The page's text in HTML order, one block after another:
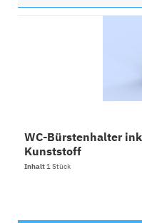
WC-Bürstenhalter
Kunststoff
Inhalt1 Stück